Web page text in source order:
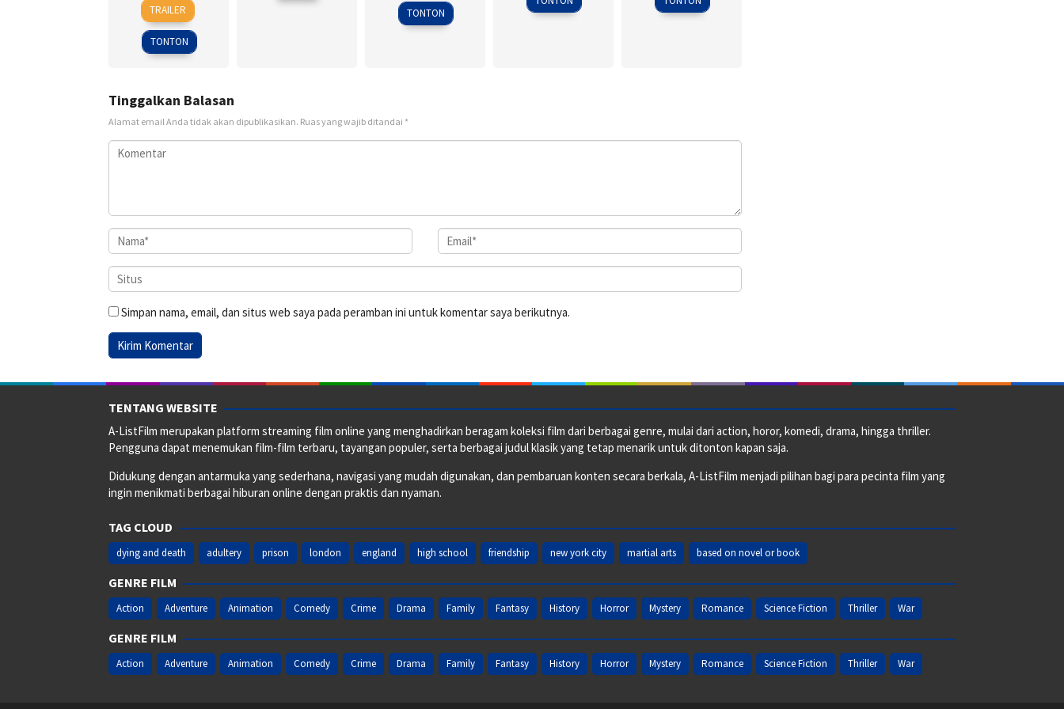
Sep
2009
Alfredson
TRAILER
TONTON
2008
TONTON
Tinggalkan Balasan
Alamat email Anda tidak akan dipublikasikan. Ruas yang wajib ditandai *
Simpan nama, email, dan situs web saya pada peramban ini untuk komentar saya berikutnya.
TENTANG WEBSITE
A-ListFilm merupakan platform streaming film online yang menghadirkan beragam koleksi film dari berbagai genre, mulai dari action, horor, komedi, drama, hingga thriller.
Pengguna dapat menemukan film-film terbaru, tayangan populer, serta berbagai judul klasik yang tetap menarik untuk ditonton kapan saja.
Didukung dengan antarmuka yang sederhana, navigasi yang mudah digunakan, dan pembaruan konten secara berkala, A-ListFilm menjadi pilihan bagi para pecinta film yang
ingin menikmati berbagai hiburan online dengan praktis dan nyaman.
TAG CLOUD
dying and death adultery prison london england high school friendship new york city martial arts based on novel or book
GENRE FILM
Action Adventure Animation Comedy Crime Drama Family Fantasy History Horror Mystery Romance Science Fiction Thriller War
GENRE FILM
Action Adventure Animation Comedy Crime Drama Family Fantasy History Horror Mystery Romance Science Fiction Thriller War